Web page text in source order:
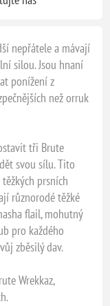
nepřátele a mávají
silou. Jsou hnaní
ponížení z
než orruk
tři Brute
svou sílu. Tito
prsních
různorodé těžké
flail, mohutný
pro každého
zběsilý dav.
Wrekkaz,